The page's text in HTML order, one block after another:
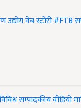
उद्योगवेब स्टोरी#FTB
सम्पादकीयवीडियो